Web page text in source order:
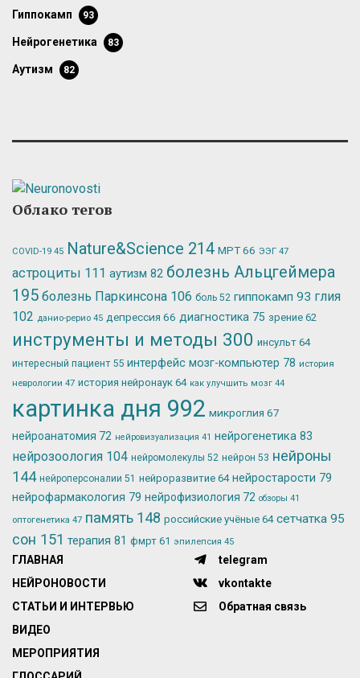
гиппокамп 93
нейрогенетика 83
аутизм 82
Облако тегов
COVID-19 45 Nature&Science 214 МРТ66 ЭЭГ 47
астроциты 111 аутизм 82 болезнь Альцгеймера
195 болезнь Паркинсона 106 боль 52 гиппокамп 93 глия
102 данио-рерио 45 депрессия 66 диагностика 75 зрение 62
инструменты и методы 300 инсульт 64
интересный пациент 55 интерфейс мозг-компьютер 78 история
неврологии 47 история нейронаук 64 как улучшить мозг 44
картинка дня 992 микроглия 67
нейроанатомия 72 нейровизуализация 41 нейрогенетика 83
нейрозоология 104 нейромолекулы 52 нейрон 53 нейроны
144 нейроперсоналии 51 нейроразвитие 64 нейростарости 79
нейрофармакология 79 нейрофизиология 72 обзоры 41
оптогенетика 47 память 148 российские учёные 64 сетчатка 95
сон 151 терапия 81 фмрт 61 эпилепсия 45
ГЛАВНАЯ
НЕЙРОНОВОСТИ
СТАТЬИ И ИНТЕРВЬЮ
ВИДЕО
МЕРОПРИЯТИЯ
telegram
vkontakte
Обратная связь